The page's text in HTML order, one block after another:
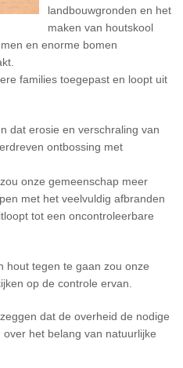
landbouwgronden en het
maken van houtskool
en enorme bomen
families toegepast en loopt uit
dat erosie en verschraling van
ontbossing met
onze gemeenschap meer
met het veelvuldig afbranden
tot een oncontroleerbare
hout tegen te gaan zou onze
op de controle ervan.
dat de overheid de nodige
het belang van natuurlijke